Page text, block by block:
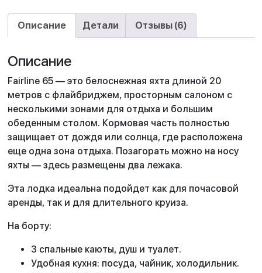
Описание Детали Отзывы (6)
Описание
Fairline 65 — это белоснежная яхта длиной 20
метров с флайбриджем, просторным салоном с
несколькими зонами для отдыха и большим
обеденным столом. Кормовая часть полностью
защищает от дождя или солнца, где расположена
еще одна зона отдыха. Позагорать можно на носу
яхты — здесь размещены два лежака.
Эта лодка идеальна подойдет как для почасовой
аренды, так и для длительного круиза.
На борту:
3 спальные каюты, душ и туалет.
Удобная кухня: посуда, чайник, холодильник.